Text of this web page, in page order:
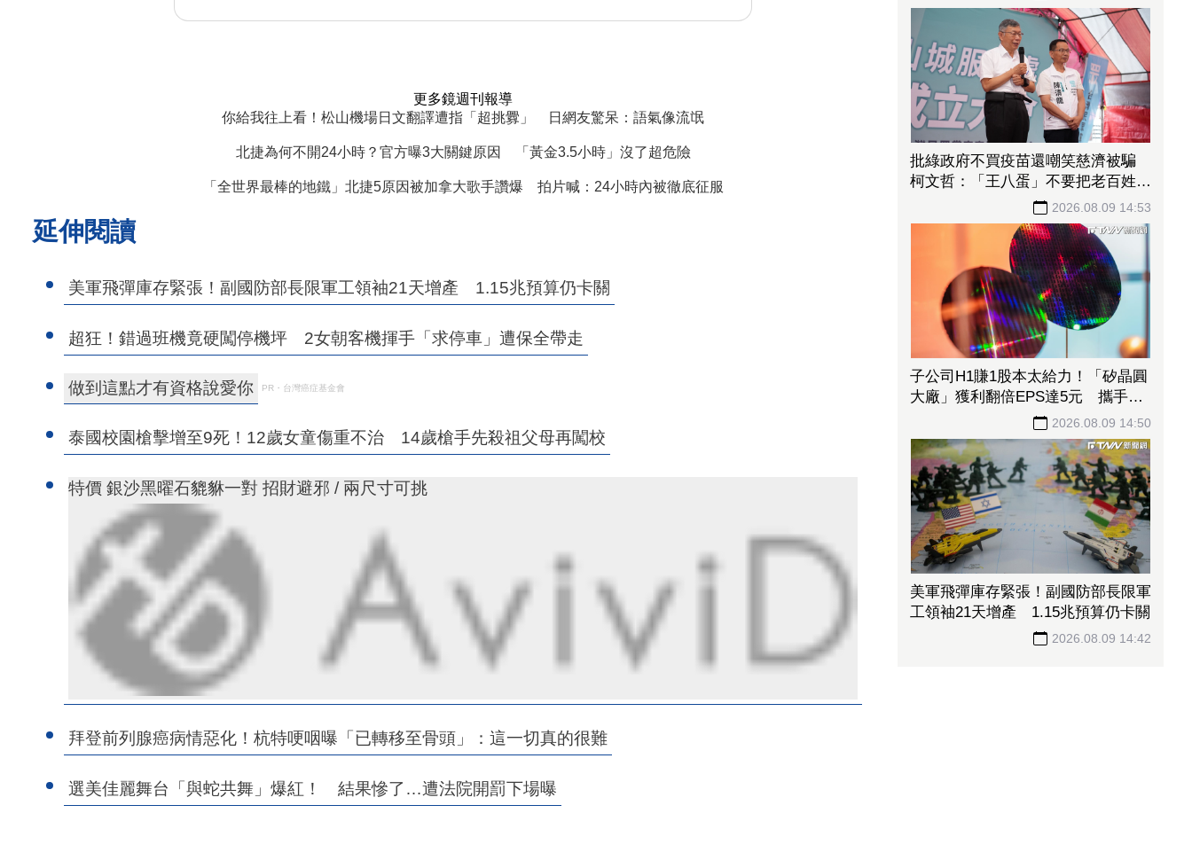
更多鏡週刊報導
你給我往上看！松山機場日文翻譯遭指「超挑釁」 日網友驚呆：語氣像流氓
北捷為何不開24小時？官方曝3大關鍵原因 「黃金3.5小時」沒了超危險
「全世界最棒的地鐵」北捷5原因被加拿大歌手讚爆 拍片喊：24小時內被徹底征服
延伸閱讀
美軍飛彈庫存緊張！副國防部長限軍工領袖21天增產 1.15兆預算仍卡關
超狂！錯過班機竟硬闖停機坪 2女朝客機揮手「求停車」遭保全帶走
做到這點才有資格說愛你 PR・台灣癌症基金會
泰國校園槍擊增至9死！12歲女童傷重不治 14歲槍手先殺祖父母再闖校
特價 銀沙黑曜石貔貅一對 招財避邪 / 兩尺寸可挑
拜登前列腺癌病情惡化！杭特哽咽曝「已轉移至骨頭」：這一切真的很難
選美佳麗舞台「與蛇共舞」爆紅！ 結果慘了…遭法院開罰下場曝
批綠政府不買疫苗還嘲笑慈濟被騙
柯文哲：「王八蛋」不要把老百姓當
2026.08.09 14:53
子公司H1賺1股本太給力！「矽晶圓
大廠」獲利翻倍EPS達5元 攜手聯
合再生搶攻太陽能商機2026.08.09 14:50
美軍飛彈庫存緊張！副國防部長限軍
工領袖21天增產 1.15兆預算仍卡關
2026.08.09 14:42